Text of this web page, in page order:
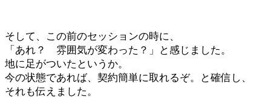
そして、この前のセッションの時に、
「あれ？ 雰囲気が変わった？」と感じました。
地に足がついたというか。
今の状態であれば、契約簡単に取れるぞ。と確信し、
それも伝えました。